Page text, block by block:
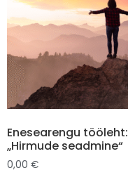
Enesearengu tööleht:
„Hirmude seadmine“
0,00 €